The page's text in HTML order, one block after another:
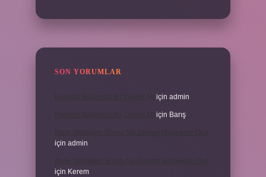
SON YORUMLAR
için admin
için Barış
için admin
için Kerem